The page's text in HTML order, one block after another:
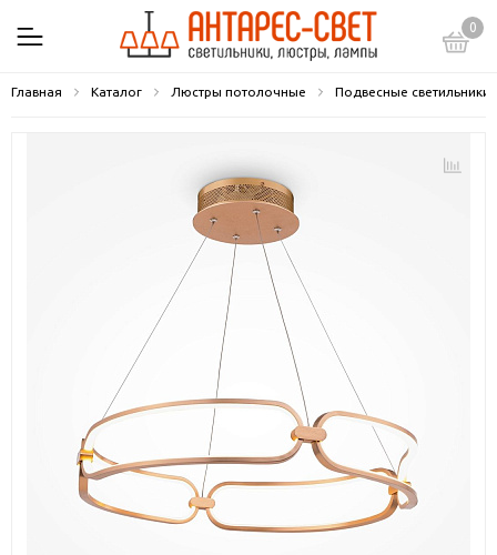
0
Главная Каталог Люстры потолочные Подвесные светильники